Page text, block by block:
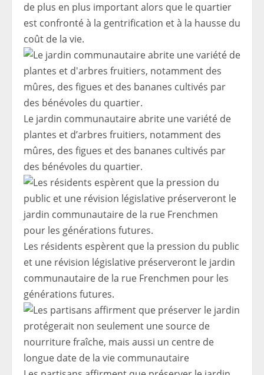
de plus en plus important alors que le quartier
est confronté à la gentrification et à la hausse du
coût de la vie.
Le jardin communautaire abrite une variété de
plantes et d’arbres fruitiers, notamment des
mûres, des figues et des bananes cultivés par
des bénévoles du quartier.
Les résidents espèrent que la pression du public
et une révision législative préserveront le jardin
communautaire de la rue Frenchmen pour les
générations futures.